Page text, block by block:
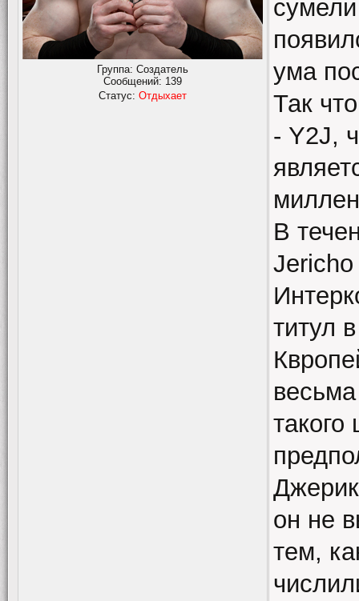
Группа: Создатель
Сообщений: 139
Статус: Отдыхает
ума
Так
- Y2J,
В
титул
он не
тем,